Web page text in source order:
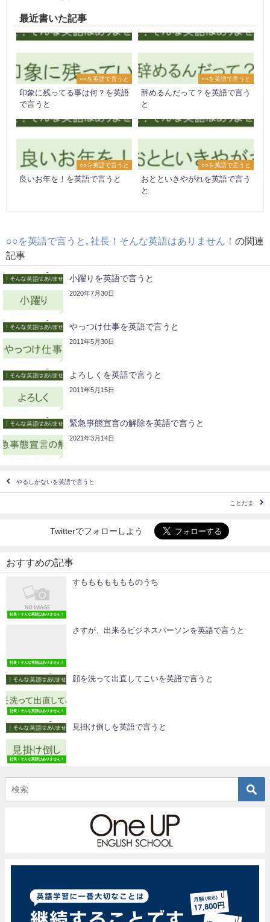
最近書いた記事
○○を英語で言うと
印象に残ってる事は何？を英語
で言うと
○○を英語で言うと
辞めるんだって？を英語で言う
と
○○を英語で言うと
良いお年を！を英語で言うと
○○を英語で言うと
おとといきやがれを英語で言う
と
○○を英語で言うと , 社長！そんな英語はありません！ の関連
記事
小躍りを英語で言うと
2020年7月30日
やっつけ仕事を英語で言うと
2011年5月30日
よろしくを英語で言うと
2011年5月15日
緊急事態宣言の解除を英語で言うと
2021年3月14日
やるしかないを英語で言うと
ことだま
Twitterでフォローしよう
おすすめの記事
社長！そんな英語はありません！
すももももももものうち
社長！そんな英語はありません！
さすが、出来るビジネスパーソンを英語で言うと
社長！そんな英語はありません！
顔を洗って出直してこいを英語で言うと
社長！そんな英語はありません！
見掛け倒しを英語で言うと